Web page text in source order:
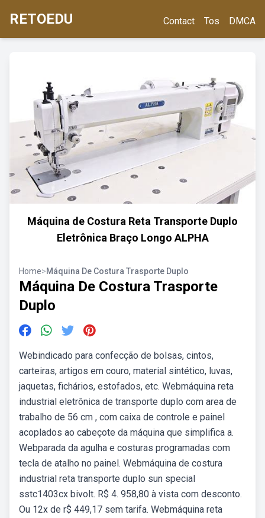
RETOEDU Contact Tos DMCA
Máquina de Costura Reta Transporte Duplo
Eletrônica Braço Longo ALPHA
Home>Máquina De Costura Trasporte Duplo
Máquina De Costura Trasporte
Duplo
Webindicado para confecção de bolsas, cintos,
carteiras, artigos em couro, material sintético, luvas,
jaquetas, fichários, estofados, etc. Webmáquina reta
industrial eletrônica de transporte duplo com area de
trabalho de 56 cm , com caixa de controle e painel
acoplados ao cabeçote da máquina que simplifica a.
Webparada da agulha e costuras programadas com
tecla de atalho no painel. Webmáquina de costura
industrial reta transporte duplo sun special
sstc1403cx bivolt. R$ 4. 958,80 à vista com desconto.
Ou 12x de r$ 449,17 sem tarifa. Webmáquina reta